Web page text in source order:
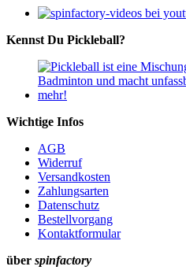
Kennst Du Pickleball?
Wichtige Infos
AGB
Widerruf
Versandkosten
Zahlungsarten
Datenschutz
Bestellvorgang
Kontaktformular
über spinfactory